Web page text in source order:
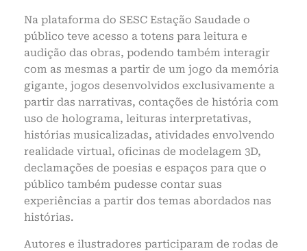
Na plataforma do SESC Estação Saudade o
público teve acesso a totens para leitura e
audição das obras, podendo também interagir
com as mesmas a partir de um jogo da memória
gigante, jogos desenvolvidos exclusivamente a
partir das narrativas, contações de história com
uso de holograma, leituras interpretativas,
histórias musicalizadas, atividades envolvendo
realidade virtual, oficinas de modelagem 3D,
declamações de poesias e espaços para que o
público também pudesse contar suas
experiências a partir dos temas abordados nas
histórias.
Autores e ilustradores participaram de rodas de